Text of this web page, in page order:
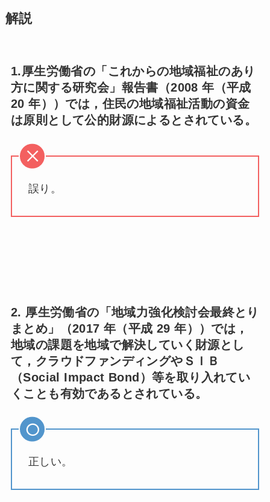
解説
1.厚生労働省の「これからの地域福祉のあり
方に関する研究会」報告書（2008 年（平成
20 年））では，住民の地域福祉活動の資金
は原則として公的財源によるとされている。
誤り。
2. 厚生労働省の「地域力強化検討会最終とり
まとめ」（2017 年（平成 29 年））では，
地域の課題を地域で解決していく財源とし
て，クラウドファンディングやＳＩＢ
（Social Impact Bond）等を取り入れてい
くことも有効であるとされている。
正しい。